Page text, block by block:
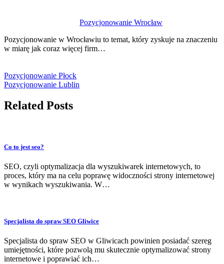
Pozycjonowanie Wrocław
Pozycjonowanie w Wrocławiu to temat, który zyskuje na znaczeniu
w miarę jak coraz więcej firm…
Pozycjonowanie Płock
Pozycjonowanie Lublin
Related Posts
Co to jest seo?
SEO, czyli optymalizacja dla wyszukiwarek internetowych, to
proces, który ma na celu poprawę widoczności strony internetowej
w wynikach wyszukiwania. W…
Specjalista do spraw SEO Gliwice
Specjalista do spraw SEO w Gliwicach powinien posiadać szereg
umiejętności, które pozwolą mu skutecznie optymalizować strony
internetowe i poprawiać ich…